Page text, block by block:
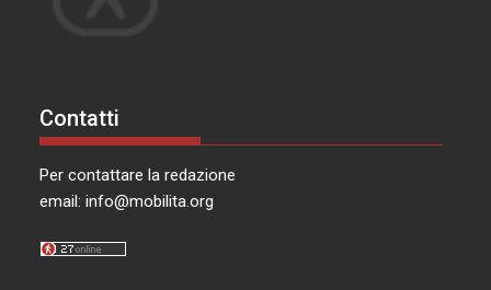
Contatti
Per contattare la redazione
email:info@mobilita.org